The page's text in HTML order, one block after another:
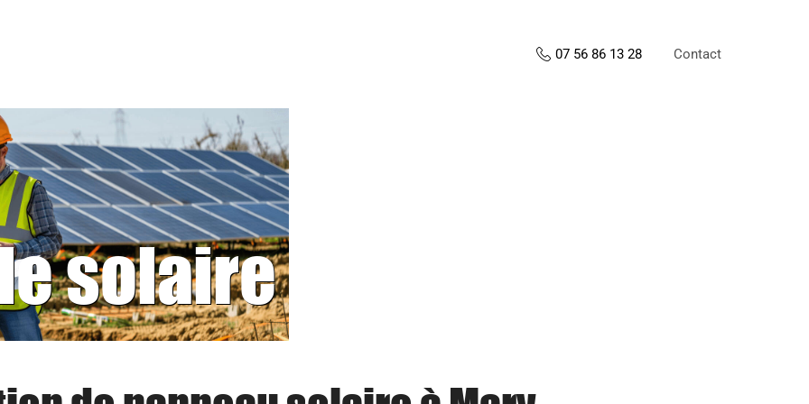
07 56 86 13 28 Contact
solaire